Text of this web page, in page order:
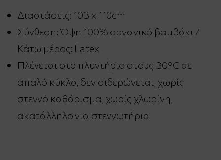
Διαστάσεις: 103 x 110cm
Σύνθεση: Όψη 100% οργανικό βαμβάκι /
Κάτω μέρος: Latex
Πλένεται στο πλυντήριο στους 30°C σε
απαλό κύκλο, δεν σιδερώνεται, χωρίς
στεγνό καθάρισμα, χωρίς χλωρίνη,
ακατάλληλο για στεγνωτήριο